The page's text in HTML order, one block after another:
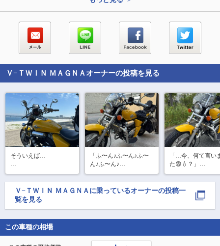
Ｖ−ＴＷＩＮ ＭＡＧＮＡ オーナーの投稿を見る
そういえば…
もう少し気温が下がっ
たら、またご主人を誘
#妄想日記
「ふ〜ん♪ふ〜ん♪ふ〜
ん♪ふ〜ん♪
ふぅ〜ん♪ふぅ〜〜ん♪
ふ〜ん😚♪」
「あら😶？キミが鼻歌
「…今、何て言い
た😨💧？」
「だからさ、犯罪
人権なんて必要な
て言ったのっ😠‼️
特に◯人犯！
Ｖ−ＴＷＩＮ ＭＡＧＮＡ に乗っているオーナーの投稿一
覧を見る
この車種の相場